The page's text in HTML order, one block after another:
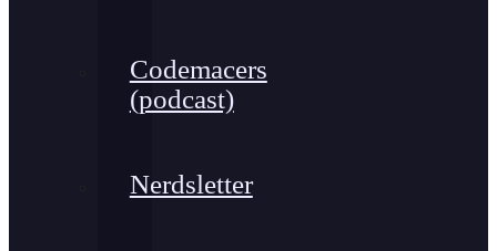
Codemacers
(podcast)
Nerdsletter